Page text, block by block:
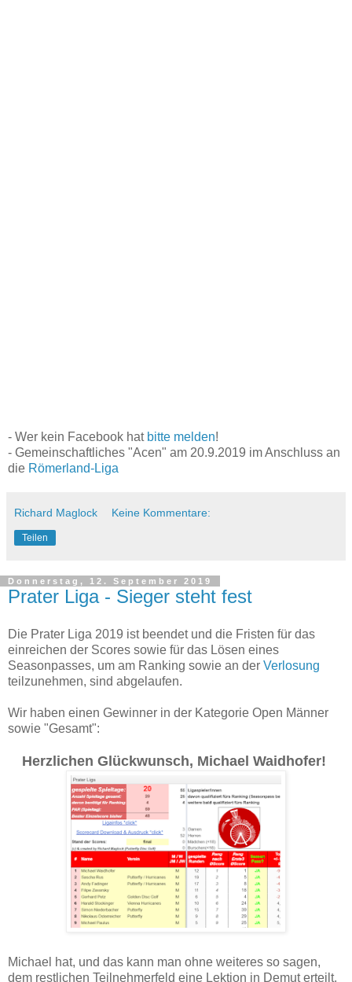
- Wer kein Facebook hat bitte melden!
- Gemeinschaftliches "Acen" am 20.9.2019 im Anschluss an
die Römerland-Liga
Richard Maglock Keine Kommentare:
Teilen
Donnerstag, 12. September 2019
Prater Liga - Sieger steht fest
Die Prater Liga 2019 ist beendet und die Fristen für das
einreichen der Scores sowie für das Lösen eines
Seasonpasses, um am Ranking sowie an der Verlosung
teilzunehmen, sind abgelaufen.
Wir haben einen Gewinner in der Kategorie Open Männer
sowie "Gesamt":
Herzlichen Glückwunsch, Michael Waidhofer!
Michael hat, und das kann man ohne weiteres so sagen,
dem restlichen Teilnehmerfeld eine Lektion in Demut erteilt.